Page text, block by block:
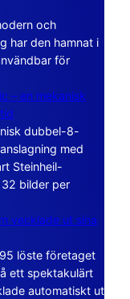
och
har den hamnat i
för
– en mekanisk
dubbel-8-
med
Steinheil-
bilder per
vecklade ut sina
löste företaget
ett spektakulärt
automatiskt ut